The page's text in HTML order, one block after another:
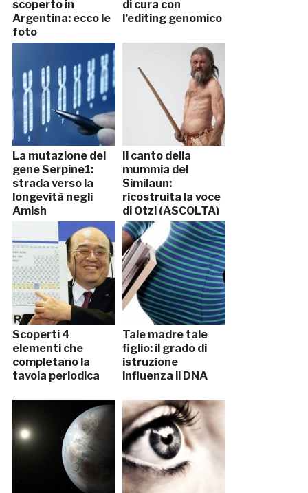
scoperto in
Argentina: ecco le
foto
di cura con
l’editing genomico
La mutazione del
gene Serpine1:
strada verso la
longevità negli
Amish
Il canto della
mummia del
Similaun:
ricostruita la voce
di Otzi (ASCOLTA)
Scoperti 4
elementi che
completano la
tavola periodica
Tale madre tale
figlio: il grado di
istruzione
influenza il DNA